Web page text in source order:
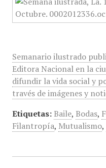
Semanario ilustrado
Editora Nacional en la
difundir la vida social y
través de imágenes y
Etiquetas: Baile, Bodas,
Filantropía, Mutualismo,